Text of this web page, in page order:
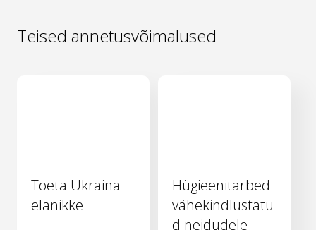
Teised annetusvõimalused
Toeta Ukraina
elanikke
Hügieenitarbed
vähekindlustatu
d neidudele